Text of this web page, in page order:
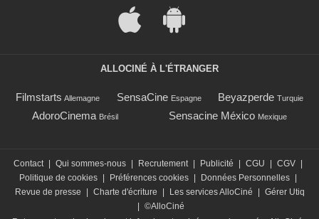
ALLOCINÉ À L'ÉTRANGER
Filmstarts Allemagne SensaCine Espagne Beyazperde Turquie
AdoroCinema Brésil Sensacine México Mexique
Contact Qui sommes-nous Recrutement Publicité CGU CGV
Politique de cookies
Préférences cookies Données Personnelles
Revue de presse
Charte d'écriture Les services AlloCiné
Gérer Utiq
©AlloCiné